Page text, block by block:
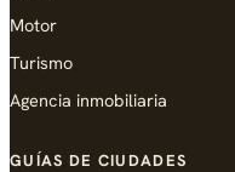
Motor
Turismo
Agencia inmobiliaria
GUÍAS DE CIUDADES